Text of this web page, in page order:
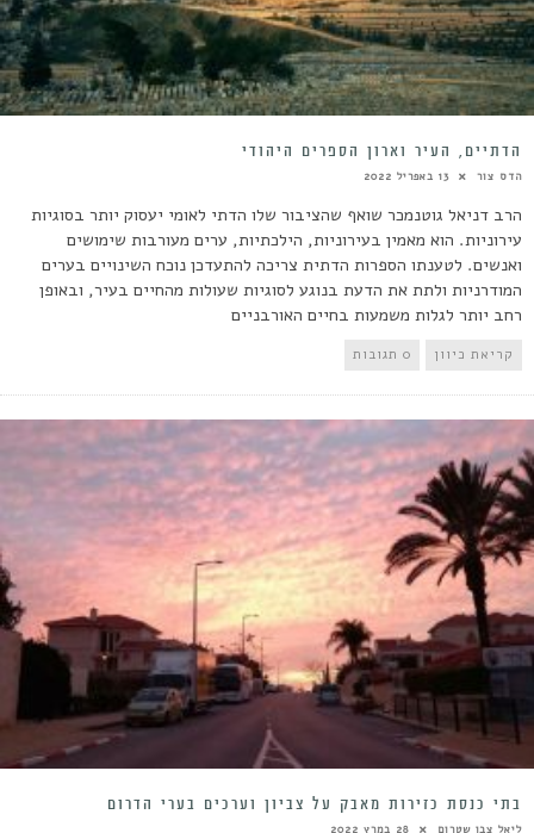
הדתיים, העיר וארון הספרים היהודי
הדס צור 13 באפריל 2022
הרב דניאל גוטנמכר שואף שהציבור שלו הדתי לאומי יעסוק יותר בסוגיות
עירוניות. הוא מאמין בעירוניות, הילכתיות, ערים מעורבות שימושים
ואנשים. לטענתו הספרות הדתית צריכה להתעדכן נוכח השינויים בערים
המודרניות ולתת את הדעת בנוגע לסוגיות שעולות מהחיים בעיר, ובאופן
רחב יותר לגלות משמעות בחיים האורבניים
קריאת כיוון 0 תגובות
בתי כנסת כזירות מאבק על צביון וערכים בערי הדרום
ליאל צבן שטרום 28 במרץ 2022